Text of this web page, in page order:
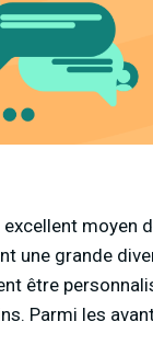
moyen
une grande
être
Parmi les